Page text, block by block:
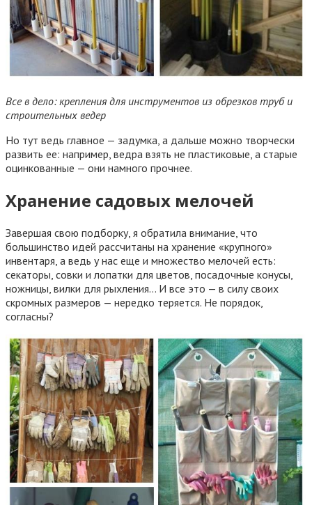
Все в дело: крепления для инструментов из обрезков труб и
строительных ведер
Но тут ведь главное — задумка, а дальше можно творчески
развить ее: например, ведра взять не пластиковые, а старые
оцинкованные — они намного прочнее.
Хранение садовых мелочей
Завершая свою подборку, я обратила внимание, что
большинство идей рассчитаны на хранение «крупного»
инвентаря, а ведь у нас еще и множество мелочей есть:
секаторы, совки и лопатки для цветов, посадочные конусы,
ножницы, вилки для рыхления… И все это — в силу своих
скромных размеров — нередко теряется. Не порядок,
согласны?